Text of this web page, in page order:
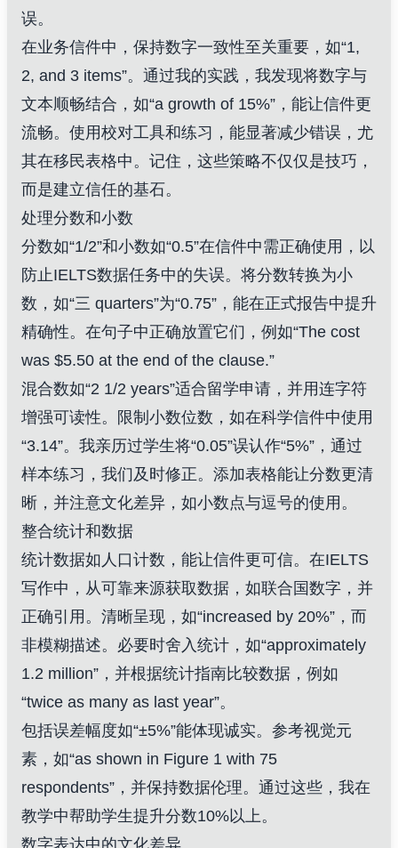
误。
在业务信件中，保持数字一致性至关重要，如“1,
2, and 3 items”。通过我的实践，我发现将数字与
文本顺畅结合，如“a growth of 15%”，能让信件更
流畅。使用校对工具和练习，能显著减少错误，尤
其在移民表格中。记住，这些策略不仅仅是技巧，
而是建立信任的基石。
处理分数和小数
分数如“1/2”和小数如“0.5”在信件中需正确使用，以
防止IELTS数据任务中的失误。将分数转换为小
数，如“三 quarters”为“0.75”，能在正式报告中提升
精确性。在句子中正确放置它们，例如“The cost
was $5.50 at the end of the clause.”
混合数如“2 1/2 years”适合留学申请，并用连字符
增强可读性。限制小数位数，如在科学信件中使用
“3.14”。我亲历过学生将“0.05”误认作“5%”，通过
样本练习，我们及时修正。添加表格能让分数更清
晰，并注意文化差异，如小数点与逗号的使用。
整合统计和数据
统计数据如人口计数，能让信件更可信。在IELTS
写作中，从可靠来源获取数据，如联合国数字，并
正确引用。清晰呈现，如“increased by 20%”，而
非模糊描述。必要时舍入统计，如“approximately
1.2 million”，并根据统计指南比较数据，例如
“twice as many as last year”。
包括误差幅度如“±5%”能体现诚实。参考视觉元
素，如“as shown in Figure 1 with 75
respondents”，并保持数据伦理。通过这些，我在
教学中帮助学生提升分数10%以上。
数字表达中的文化差异